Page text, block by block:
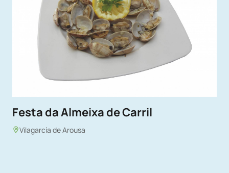
Festa da Almeixa de Carril
Vilagarcía de Arousa